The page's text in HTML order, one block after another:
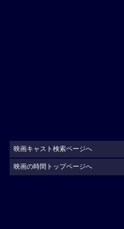
映画キャスト検索ページへ
映画の時間トップページへ